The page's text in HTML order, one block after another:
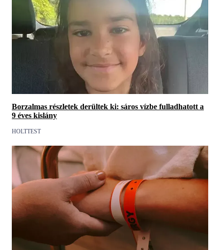
Borzalmas részletek derültek ki: sáros vízbe fulladhatott a
9 éves kislány
HOLTTEST